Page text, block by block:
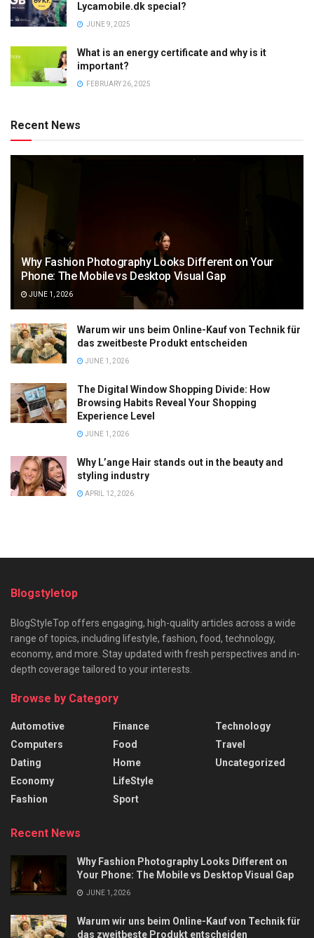
Lycamobile.dk special?
JUNE 9, 2025
What is an energy certificate and why is it
important?
FEBRUARY 26, 2025
Recent News
Why Fashion Photography Looks Different on Your
Phone: The Mobile vs Desktop Visual Gap
JUNE 1, 2026
Warum wir uns beim Online-Kauf von Technik für
das zweitbeste Produkt entscheiden
JUNE 1, 2026
The Digital Window Shopping Divide: How
Browsing Habits Reveal Your Shopping
Experience Level
JUNE 1, 2026
Why L’ange Hair stands out in the beauty and
styling industry
APRIL 12, 2026
Blogstyletop
BlogStyleTop offers engaging, high-quality articles across a wide
range of topics, including lifestyle, fashion, food, technology,
economy, and more. Stay updated with fresh perspectives and in-
depth coverage tailored to your interests.
Browse by Category
Automotive
Computers
Dating
Economy
Fashion
Finance
Food
Home
LifeStyle
Sport
Technology
Travel
Uncategorized
Recent News
Why Fashion Photography Looks Different on
Your Phone: The Mobile vs Desktop Visual Gap
JUNE 1, 2026
Warum wir uns beim Online-Kauf von Technik für
das zweitbeste Produkt entscheiden